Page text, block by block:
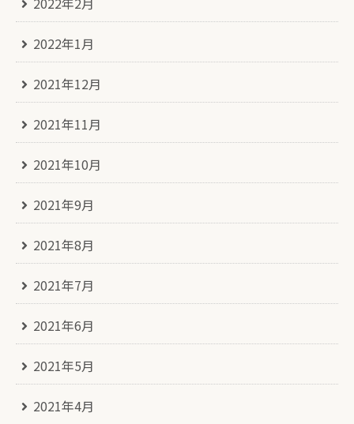
2022年1月
2021年12月
2021年11月
2021年10月
2021年9月
2021年8月
2021年7月
2021年6月
2021年5月
2021年4月